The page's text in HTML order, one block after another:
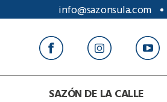
info@sazonsula.com
SAZÓN DE LA CALLE